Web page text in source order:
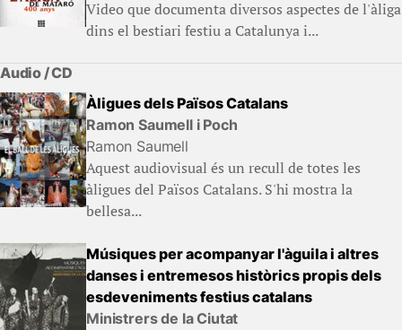
Video que documenta diversos aspectes de l'àliga
dins el bestiari festiu a Catalunya i...
Audio / CD
Àligues dels Països Catalans
Ramon Saumell i Poch
Ramon Saumell
Aquest audiovisual és un recull de totes les
àligues del Països Catalans. S'hi mostra la
bellesa...
Músiques per acompanyar l'àguila i altres
danses i entremesos històrics propis dels
esdeveniments festius catalans
Ministrers de la Ciutat